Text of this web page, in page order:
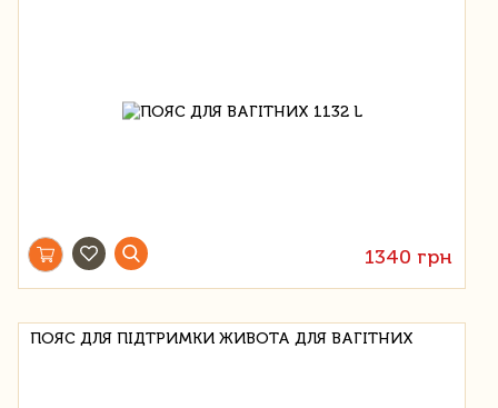
1340 грн
ПОЯС ДЛЯ ПІДТРИМКИ ЖИВОТА ДЛЯ ВАГІТНИХ